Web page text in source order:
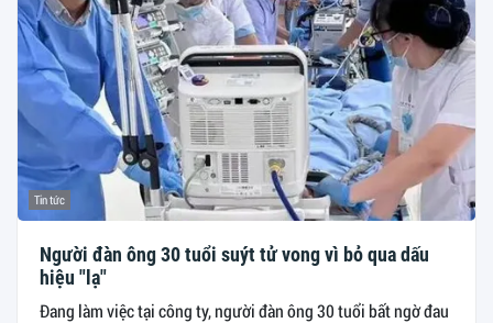
Tin tức
Người đàn ông 30 tuổi suýt tử vong vì bỏ qua dấu
hiệu "lạ"
Đang làm việc tại công ty, người đàn ông 30 tuổi bất ngờ đau